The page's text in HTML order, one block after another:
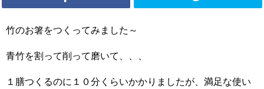
竹のお箸をつくってみました～
青竹を割って削って磨いて、、、
１膳つくるのに１０分くらいかかりましたが、満足な使い